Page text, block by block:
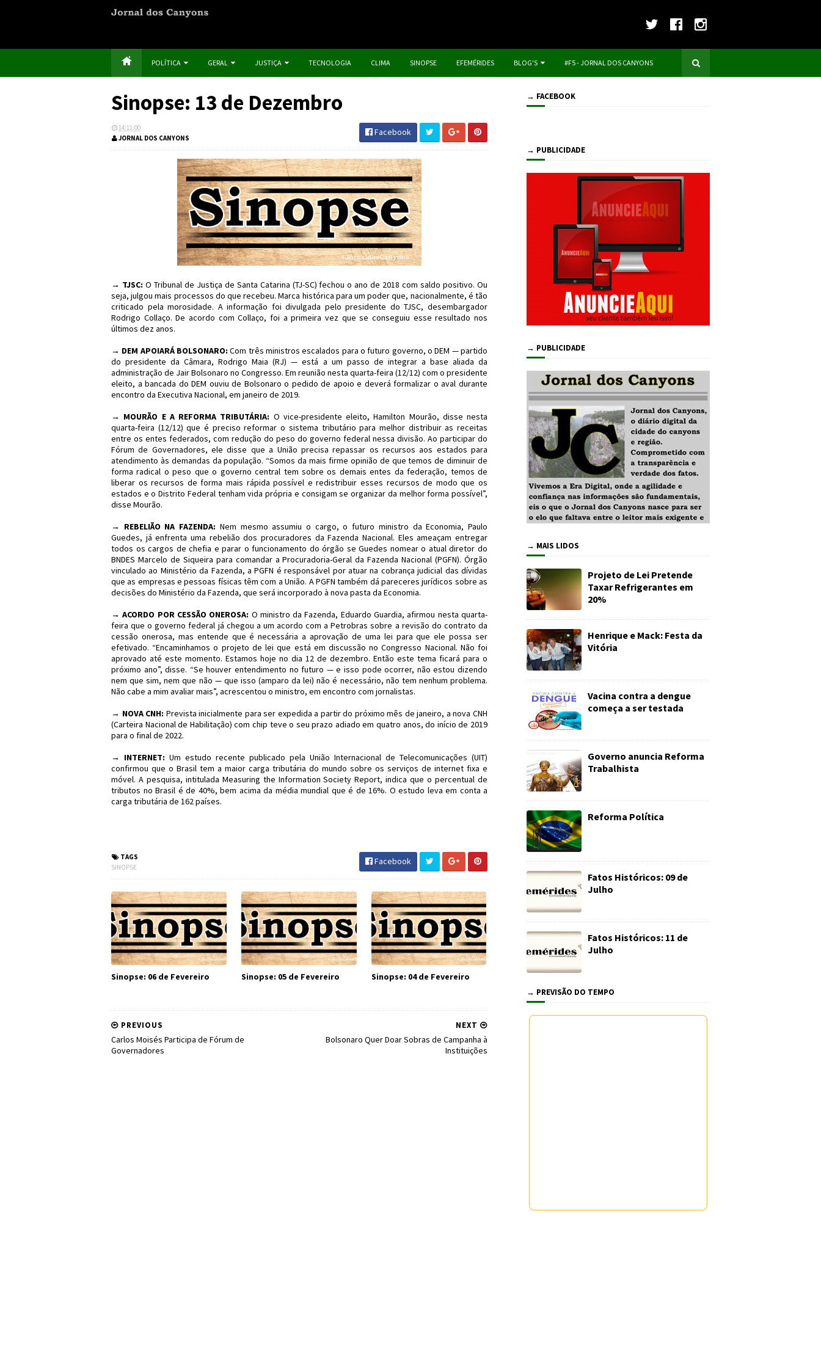
POLÍTICA GERAL JUSTIÇA TECNOLOGIA CLIMA SINOPSE EFEMÉRIDES BLOG'S #F5 - JORNAL DOS CANYONS
Sinopse: 13 de Dezembro
14:11:00
JORNAL DOS CANYONS
Facebook
→ TJSC: O Tribunal de Justiça de Santa Catarina (TJ-SC) fechou o ano de 2018 com saldo positivo. Ou
seja, julgou mais processos do que recebeu. Marca histórica para um poder que, nacionalmente, é tão
criticado pela morosidade. A informação foi divulgada pelo presidente do TJSC, desembargador
Rodrigo Collaço. De acordo com Collaço, foi a primeira vez que se conseguiu esse resultado nos
últimos dez anos.
→ DEM APOIARÁ BOLSONARO: Com três ministros escalados para o futuro governo, o DEM — partido
do presidente da Câmara, Rodrigo Maia (RJ) — está a um passo de integrar a base aliada da
administração de Jair Bolsonaro no Congresso. Em reunião nesta quarta-feira (12/12) com o presidente
eleito, a bancada do DEM ouviu de Bolsonaro o pedido de apoio e deverá formalizar o aval durante
encontro da Executiva Nacional, em janeiro de 2019.
→ MOURÃO E A REFORMA TRIBUTÁRIA: O vice-presidente eleito, Hamilton Mourão, disse nesta
quarta-feira (12/12) que é preciso reformar o sistema tributário para melhor distribuir as receitas
entre os entes federados, com redução do peso do governo federal nessa divisão. Ao participar do
Fórum de Governadores, ele disse que a União precisa repassar os recursos aos estados para
atendimento às demandas da população. “Somos da mais firme opinião de que temos de diminuir de
forma radical o peso que o governo central tem sobre os demais entes da federação, temos de
liberar os recursos de forma mais rápida possível e redistribuir esses recursos de modo que os
estados e o Distrito Federal tenham vida própria e consigam se organizar da melhor forma possível”,
disse Mourão.
→ REBELIÃO NA FAZENDA: Nem mesmo assumiu o cargo, o futuro ministro da Economia, Paulo
Guedes, já enfrenta uma rebelião dos procuradores da Fazenda Nacional. Eles ameaçam entregar
todos os cargos de chefia e parar o funcionamento do órgão se Guedes nomear o atual diretor do
BNDES Marcelo de Siqueira para comandar a Procuradoria-Geral da Fazenda Nacional (PGFN). Órgão
vinculado ao Ministério da Fazenda, a PGFN é responsável por atuar na cobrança judicial das dívidas
que as empresas e pessoas físicas têm com a União. A PGFN também dá pareceres jurídicos sobre as
decisões do Ministério da Fazenda, que será incorporado à nova pasta da Economia.
→ ACORDO POR CESSÃO ONEROSA: O ministro da Fazenda, Eduardo Guardia, afirmou nesta quarta-
feira que o governo federal já chegou a um acordo com a Petrobras sobre a revisão do contrato da
cessão onerosa, mas entende que é necessária a aprovação de uma lei para que ele possa ser
efetivado. “Encaminhamos o projeto de lei que está em discussão no Congresso Nacional. Não foi
aprovado até este momento. Estamos hoje no dia 12 de dezembro. Então este tema ficará para o
próximo ano”, disse. “Se houver entendimento no futuro — e isso pode ocorrer, não estou dizendo
nem que sim, nem que não — que isso (amparo da lei) não é necessário, não tem nenhum problema.
Não cabe a mim avaliar mais”, acrescentou o ministro, em encontro com jornalistas.
→ NOVA CNH: Prevista inicialmente para ser expedida a partir do próximo mês de janeiro, a nova CNH
(Carteira Nacional de Habilitação) com chip teve o seu prazo adiado em quatro anos, do início de 2019
para o final de 2022.
→ INTERNET: Um estudo recente publicado pela União Internacional de Telecomunicações (UIT)
confirmou que o Brasil tem a maior carga tributária do mundo sobre os serviços de internet fixa e
móvel. A pesquisa, intitulada Measuring the Information Society Report, indica que o percentual de
tributos no Brasil é de 40%, bem acima da média mundial que é de 16%. O estudo leva em conta a
carga tributária de 162 países.
TAGS
SINOPSE
Facebook
Sinopse: 06 de Fevereiro Sinopse: 05 de Fevereiro Sinopse: 04 de Fevereiro
NEXT
Bolsonaro Quer Doar Sobras de Campanha à
Instituições
PREVIOUS
Carlos Moisés Participa de Fórum de
Governadores
→ FACEBOOK
→ PUBLICIDADE
→ PUBLICIDADE
→ MAIS LIDOS
Projeto de Lei Pretende
Taxar Refrigerantes em
20%
Henrique e Mack: Festa da
Vitória
Vacina contra a dengue
começa a ser testada
Governo anuncia Reforma
Trabalhista
Reforma Política
Fatos Históricos: 09 de
Julho
Fatos Históricos: 11 de
Julho
→ PREVISÃO DO TEMPO